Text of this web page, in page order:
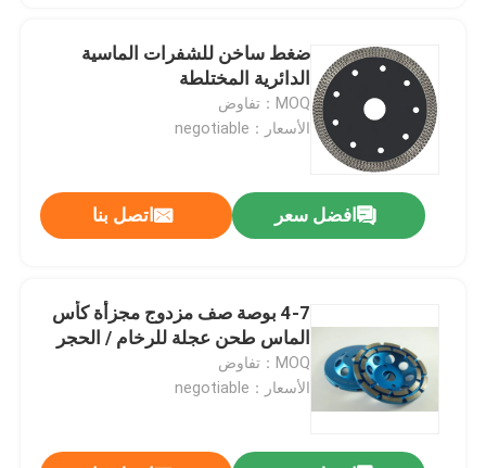
ضغط ساخن للشفرات الماسية
الدائرية المختلطة
MOQ：تفاوض
الأسعار：negotiable
افضل سعر اتصل بنا
4-7 بوصة صف مزدوج مجزأة كأس
الماس طحن عجلة للرخام / الحجر
MOQ：تفاوض
الأسعار：negotiable